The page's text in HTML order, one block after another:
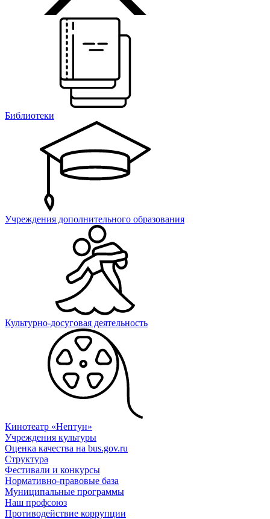
Библиотеки
Учреждения дополнительного образования
Культурно-досуговая деятельность
Кинотеатр «Нептун»
Учреждения культуры
Оценка качества на bus.gov.ru
Структура
Фестивали и конкурсы
Нормативно-правовые база
Муниципальные программы
Наш профсоюз
Противодействие коррупции